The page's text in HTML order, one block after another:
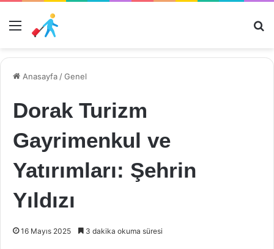
Menü
Anasayfa /Genel
Dorak Turizm
Gayrimenkul ve
Yatırımları: Şehrin
Yıldızı
16 Mayıs 2025 3 dakika okuma süresi